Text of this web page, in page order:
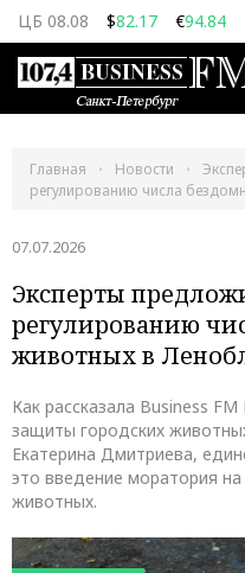
ЦБ 08.08 $82.17 €94.84
Главная Новости
регулированию числа
07.07.2026
Эксперты
регулированию
животных в
Как рассказала Business
защиты городских
Екатерина Дмитриева,
это введение моратория
животных.